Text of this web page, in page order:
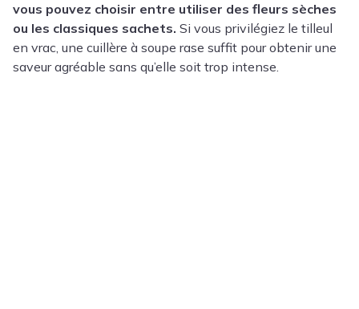
vous pouvez choisir entre utiliser des fleurs sèches
ou les classiques sachets. Si vous privilégiez le tilleul
en vrac, une cuillère à soupe rase suffit pour obtenir une
saveur agréable sans qu’elle soit trop intense.